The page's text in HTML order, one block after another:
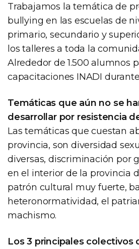
Trabajamos la temática de
bullying en las escuelas de
primario, secundario y
los talleres a toda la
Alrededor de 1.500 alumnos
capacitaciones INADI durante
Temáticas que aún no se
desarrollar por resistencia
Las temáticas que cuestan
provincia, son diversidad
diversas, discriminación por
en el interior de la provincia
patrón cultural muy fuerte,
heteronormatividad, el
machismo.
Los 3 principales colectivos